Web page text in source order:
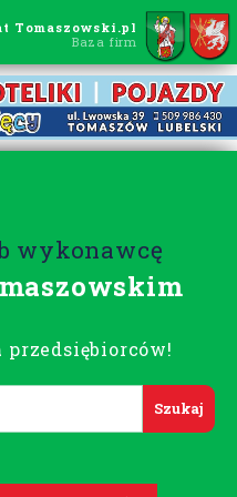
Tomaszowski.pl
Baza firm
wykonawcę
przedsiębiorców!